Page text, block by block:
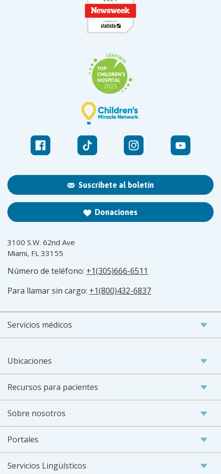
Suscríbete al boletín
Donaciones
3100 S.W. 62nd Ave
Miami, FL 33155
Número de teléfono: +1(305)666-6511
Para llamar sin cargo: +1(800)432-6837
Servicios médicos
Ubicaciones
Recursos para pacientes
Sobre nosotros
Portales
Servicios Lingüísticos